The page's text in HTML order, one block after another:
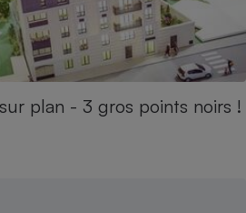
plan - 3 gros points noirs !